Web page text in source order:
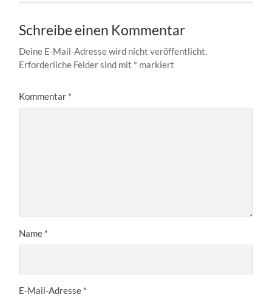
Schreibe einen Kommentar
Deine E-Mail-Adresse wird nicht veröffentlicht.
Erforderliche Felder sind mit * markiert
Kommentar *
Name *
E-Mail-Adresse *